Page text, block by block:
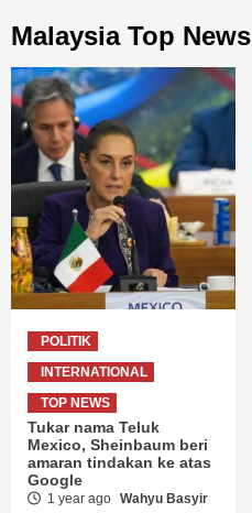
Malaysia Top News
POLITIK
INTERNATIONAL
TOP NEWS
Tukar nama Teluk
Mexico, Sheinbaum beri
amaran tindakan ke atas
Google
1 year ago Wahyu Basyir